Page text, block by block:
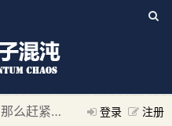
登录 注册
如果您觉得本站非常有看点，那么赶紧使用Ctrl+D 收藏我们吧